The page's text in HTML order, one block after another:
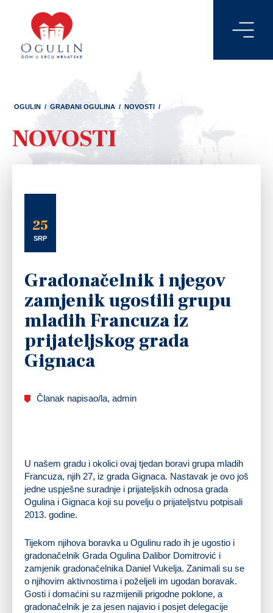
OGULIN / GRAĐANI OGULINA / NOVOSTI /
NOVOSTI
25
SRP
Gradonačelnik i njegov
zamjenik ugostili grupu
mladih Francuza iz
prijateljskog grada
Gignaca
Članak napisao/la, admin
U našem gradu i okolici ovaj tjedan boravi grupa mladih
Francuza, njih 27, iz grada Gignaca. Nastavak je ovo još
jedne uspješne suradnje i prijateljskih odnosa grada
Ogulina i Gignaca koji su povelju o prijateljstvu potpisali
2013. godine.
Tijekom njihova boravka u Ogulinu rado ih je ugostio i
gradonačelnik Grada Ogulina Dalibor Domitrović i
zamjenik gradonačelnika Daniel Vukelja. Zanimali su se
o njihovim aktivnostima i poželjeli im ugodan boravak.
Gosti i domaćini su razmijenili prigodne poklone, a
gradonačelnik je za jesen najavio i posjet delegacije